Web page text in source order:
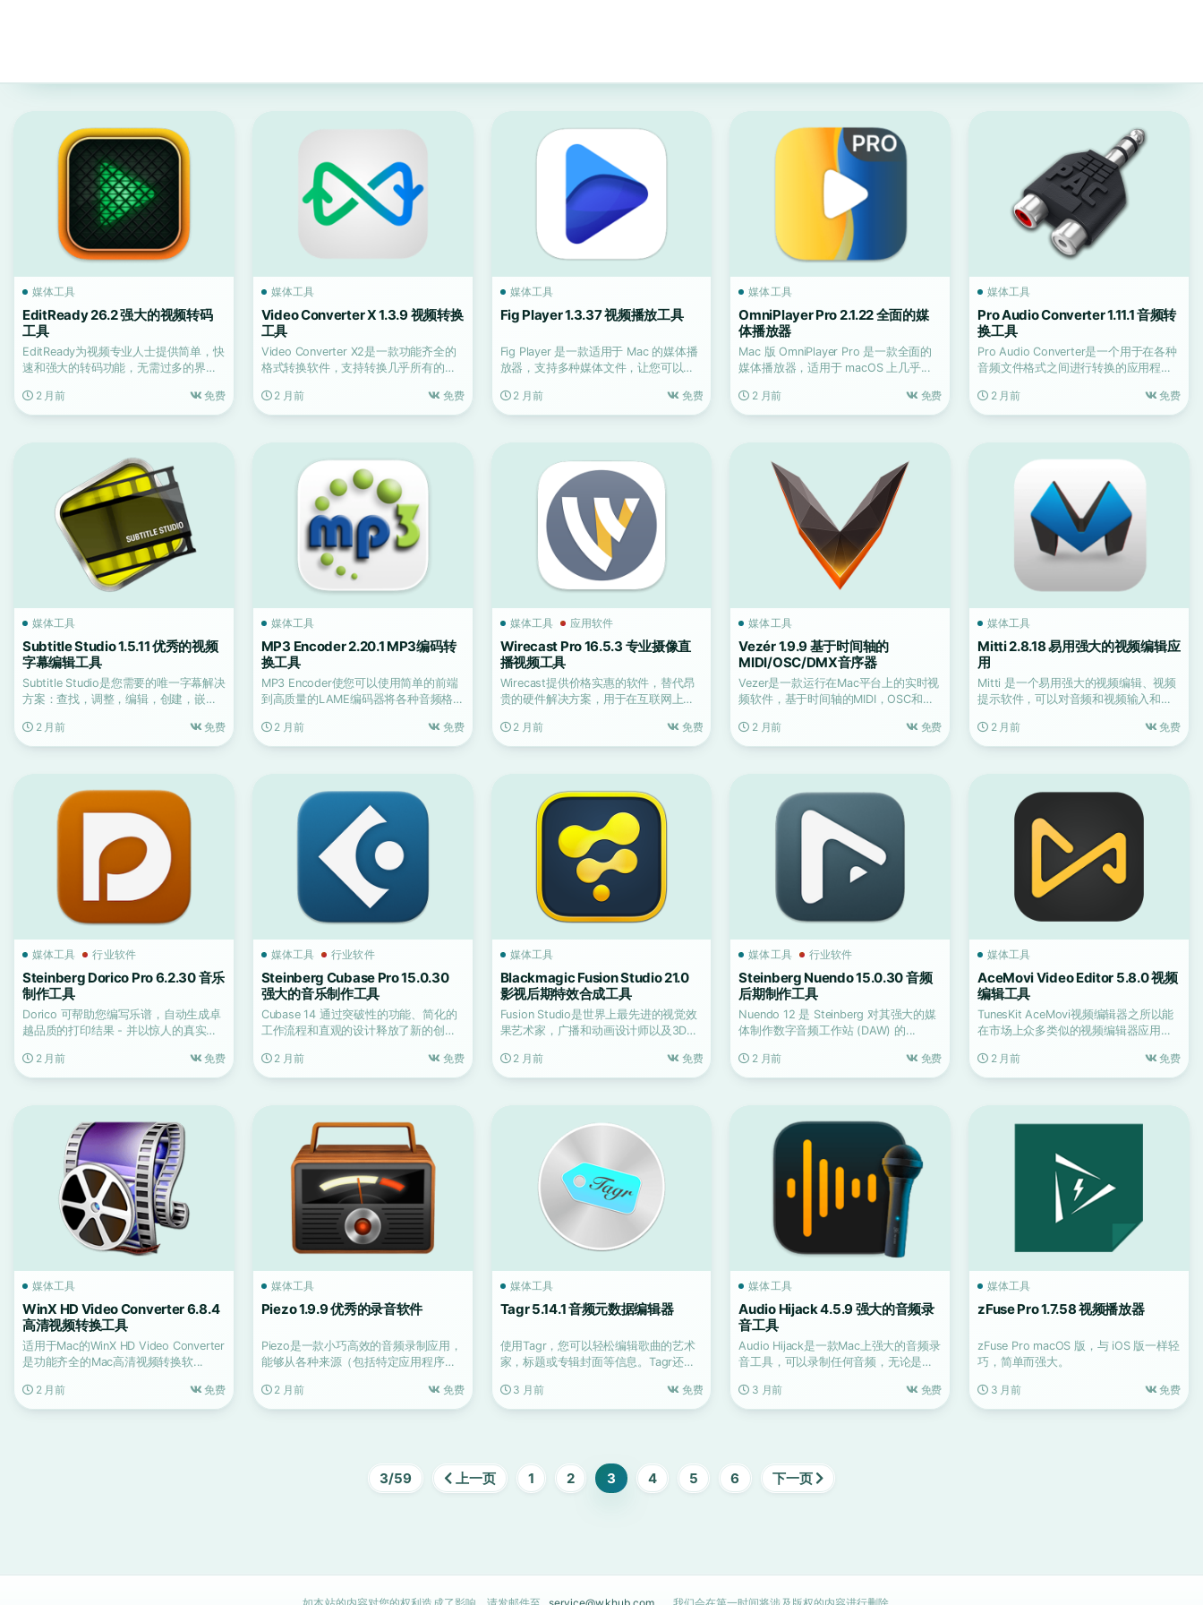
媒体工具
EditReady 26.2 强大的视频转码
工具
EditReady为视频专业人士提供简单，快
速和强大的转码功能，无需过多的界面
2 月前
免费
媒体工具
Video Converter X 1.3.9 视频转换
工具
Video Converter X2是一款功能齐全的
格式转换软件，支持转换几乎所有的多
2 月前
免费
媒体工具
Fig Player 1.3.37 视频播放工具
Fig Player 是一款适用于 Mac 的媒体播
放器，支持多种媒体文件，让您可以听
2 月前
免费
媒体工具
OmniPlayer Pro 2.1.22 全面的媒
体播放器
Mac 版 OmniPlayer Pro 是一款全面的
媒体播放器，适用于 macOS 上几乎...
2 月前 免费
媒体工具
Pro Audio Converter 1.11.1 音频转
换工具
Pro Audio Converter是一个用于在各种
音频文件格式之间进行转换的应用程
2 月前
免费
媒体工具
Subtitle Studio 1.5.11 优秀的视频
字幕编辑工具
Subtitle Studio是您需要的唯一字幕解决
方案：查找，调整，编辑，创建，嵌
2 月前
免费
媒体工具
MP3 Encoder 2.20.1 MP3编码转
换工具
MP3 Encoder使您可以使用简单的前端
到高质量的LAME编码器将各种音频格
2 月前
免费
媒体工具 应用软件
Wirecast Pro 16.5.3 专业摄像直
播视频工具
Wirecast提供价格实惠的软件，替代昂
贵的硬件解决方案，用于在互联网上组
2 月前
免费
媒体工具
Vezér 1.9.9 基于时间轴的
MIDI/OSC/DMX音序器
Vezer是一款运行在Mac平台上的实时视
频软件，基于时间轴的MIDI，OSC和
2 月前
免费
媒体工具
Mitti 2.8.18 易用强大的视频编辑应
用
Mitti 是一个易用强大的视频编辑、视频
提示软件，可以对音频和视频输入和输
2 月前
免费
媒体工具 行业软件
Steinberg Dorico Pro 6.2.30 音乐
制作工具
Dorico 可帮助您编写乐谱，自动生成卓
越品质的打印结果 - 并以惊人的真实感
2 月前
免费
媒体工具 行业软件
Steinberg Cubase Pro 15.0.30
强大的音乐制作工具
Cubase 14 通过突破性的功能、简化的
工作流程和直观的设计释放了新的创作
2 月前
免费
媒体工具
Blackmagic Fusion Studio 21.0
影视后期特效合成工具
Fusion Studio是世界上最先进的视觉效
果艺术家，广播和动画设计师以及3D动
2 月前
免费
媒体工具 行业软件
Steinberg Nuendo 15.0.30 音频
后期制作工具
Nuendo 12 是 Steinberg 对其强大的媒
体制作数字音频工作站 (DAW) 的...
2 月前 免费
媒体工具
AceMovi Video Editor 5.8.0 视频
编辑工具
TunesKit AceMovi视频编辑器之所以能
在市场上众多类似的视频编辑器应用中
2 月前
免费
媒体工具
WinX HD Video Converter 6.8.4
高清视频转换工具
适用于Mac的WinX HD Video Converter
是功能齐全的Mac高清视频转换软...
2 月前 免费
媒体工具
Piezo 1.9.9 优秀的录音软件
Piezo是一款小巧高效的音频录制应用，
能够从各种来源（包括特定应用程序）
2 月前
免费
媒体工具
Tagr 5.14.1 音频元数据编辑器
使用Tagr，您可以轻松编辑歌曲的艺术
家，标题或专辑封面等信息。Tagr还允
3 月前
免费
媒体工具
Audio Hijack 4.5.9 强大的音频录
音工具
Audio Hijack是一款Mac上强大的音频录
音工具，可以录制任何音频，无论是通
3 月前
免费
媒体工具
zFuse Pro 1.7.58 视频播放器
zFuse Pro macOS 版，与 iOS 版一样轻
巧，简单而强大。
3 月前 免费
3/59 上一页 1 2 3 4 5 6 下一页